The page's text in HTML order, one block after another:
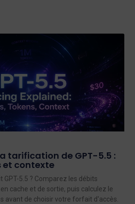
tarification de GPT-5.5 :
et contexte
5.5 ? Comparez les débits
cache et de sortie, puis calculez le
avant de choisir votre forfait d'accès.